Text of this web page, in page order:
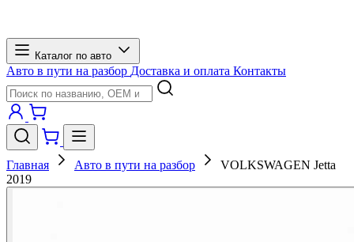
Каталог по авто
Авто в пути на разбор Доставка и оплата Контакты
Главная Авто в пути на разбор
VOLKSWAGEN Jetta
2019